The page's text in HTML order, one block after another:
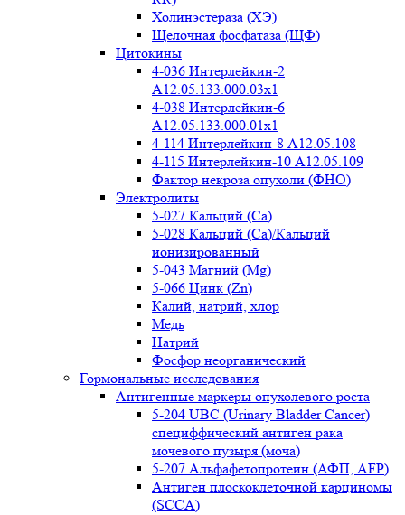
Холинэстераза (ХЭ)
Щелочная фосфатаза (ЩФ)
Цитокины
4-036 Интерлейкин-2
A12.05.133.000.03x1
4-038 Интерлейкин-6
A12.05.133.000.01x1
4-114 Интерлейкин-8 A12.05.108
4-115 Интерлейкин-10 A12.05.109
Фактор некроза опухоли (ФНО)
Электролиты
5-027 Кальций (Ca)
5-028 Кальций (Ca)/Кальций
ионизированный
5-043 Магний (Mg)
5-066 Цинк (Zn)
Калий, натрий, хлор
Медь
Натрий
Фосфор неорганический
Гормональные исследования
Антигенные маркеры опухолевого роста
5-204 UBC (Urinary Bladder Cancer)
специффический антиген рака
мочевого пузыря (моча)
5-207 Альфафетопротеин (АФП, AFP)
Антиген плоскоклеточной карциномы
(SCCA)